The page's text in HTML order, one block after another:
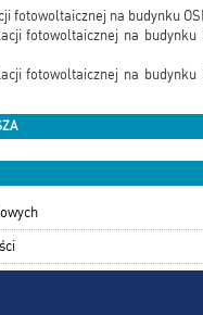
fotowoltaicznej na budynku
fotowoltaicznej na budynku
fotowoltaicznej na budynku